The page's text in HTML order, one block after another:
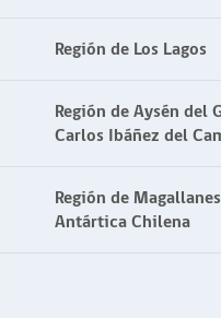
Región de Los Lagos
Región de Aysén del
Carlos Ibáñez del
Región de
Antártica Chilena